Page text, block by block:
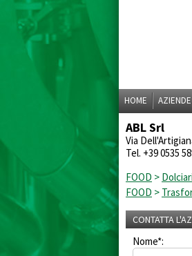
HOME AZIENDE
ABL Srl
Via
Tel. +39 0535
FOOD >
FOOD >
CONTATTA
Nome*: